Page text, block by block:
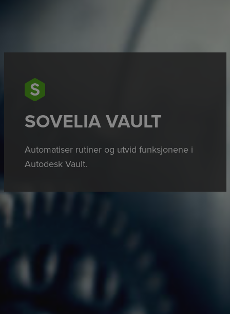
SOVELIA VAULT
Automatiser rutiner og utvid funksjonene i
Autodesk Vault.